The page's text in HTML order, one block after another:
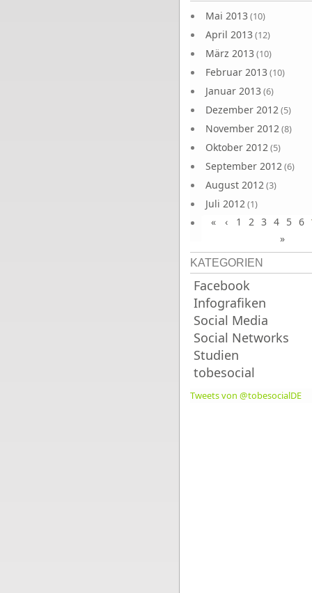
Mai 2013 (10)
April 2013 (12)
März 2013 (10)
Februar 2013 (10)
Januar 2013 (6)
Dezember 2012(5)
November 2012(8)
Oktober 2012(5)
September 2012(6)
August 2012(3)
Juli 2012(1)
Juni 2012(4)
« ‹ 1 2 3 4 5 6
»
KATEGORIEN
Facebook
Infografiken
Social Media
Social Networks
Studien
tobesocial
Tweets von @tobesocialDE